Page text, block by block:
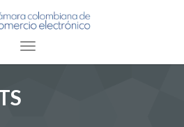
Toggle navigation